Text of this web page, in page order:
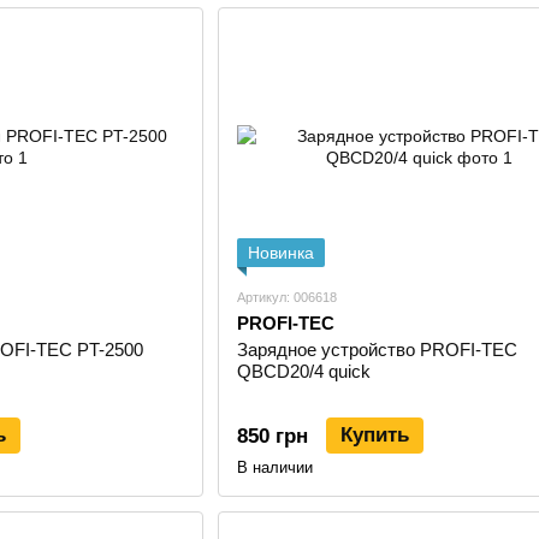
Важно: вся 20-вольтовая линейка PROFI-TEC имеет
Zegor. Для пользователей это означает доступность
В ассортимент входят:
дрели-шуруповерты, ударные дрели, гайковерты;
сабельные, дисковые, цепные пилы, лобзики;
угловые шлифмашины и эксцентриковые
перфораторы, гвоздезабиватели;
профессиональные аксессуары: компрессоры,
аккумуляторы, зарядные устройства, адаптеры.
Все инструменты оснащены безопасной
TEC PT-2500
Новинка
Артикул: 006618
PROFI-TEC
Зарядное устройство PROFI-TEC
QBCD20/4 quick
850 грн Купить
В наличии